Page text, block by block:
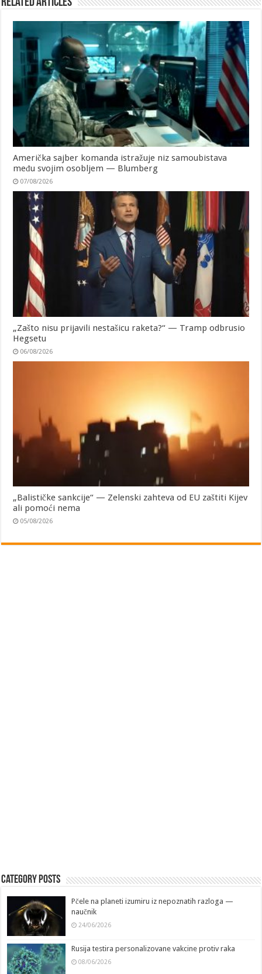
Američka sajber komanda istražuje niz samoubistava
među svojim osobljem — Blumberg
07/08/2026
„Zašto nisu prijavili nestašicu raketa?“ — Tramp odbrusio
Hegsetu
06/08/2026
„Balističke sankcije“ — Zelenski zahteva od EU zaštiti Kijev
ali pomoći nema
05/08/2026
Category Posts
Pčele na planeti izumiru iz nepoznatih razloga —
naučnik
24/06/2026
Rusija testira personalizovane vakcine protiv raka
08/06/2026